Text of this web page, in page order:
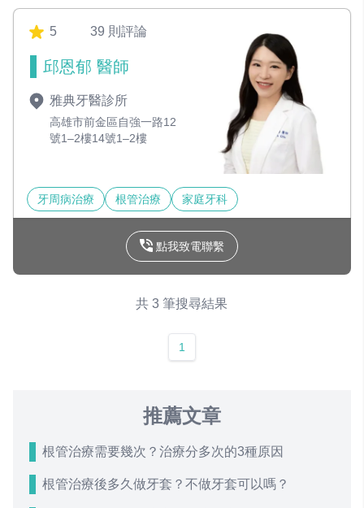
5 39 則評論
邱恩郁 醫師
雅典牙醫診所
高雄市前金區自強一路12
號1–2樓14號1–2樓
牙周病治療 根管治療 家庭牙科
點我致電聯繫
共 3 筆搜尋結果
1
推薦文章
根管治療需要幾次？治療分多次的3種原因
根管治療後多久做牙套？不做牙套可以嗎？